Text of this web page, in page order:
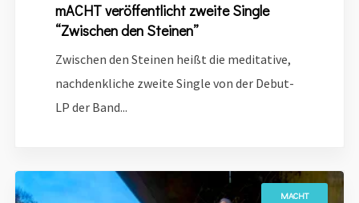
mACHT veröffentlicht zweite Single
“Zwischen den Steinen”
Zwischen den Steinen heißt die meditative,
nachdenkliche zweite Single von der Debut-
LP der Band...
MACHT